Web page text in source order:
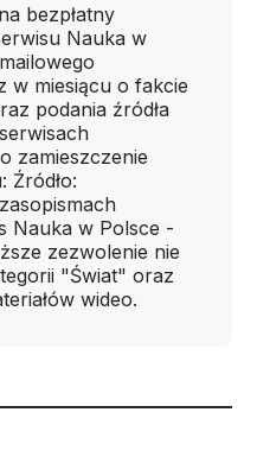
bezpłatny
Nauka w
w miesiącu o fakcie
podania źródła
zamieszczenie
Źródło:
Nauka w Polsce -
zezwolenie nie
"Świat" oraz
wideo.